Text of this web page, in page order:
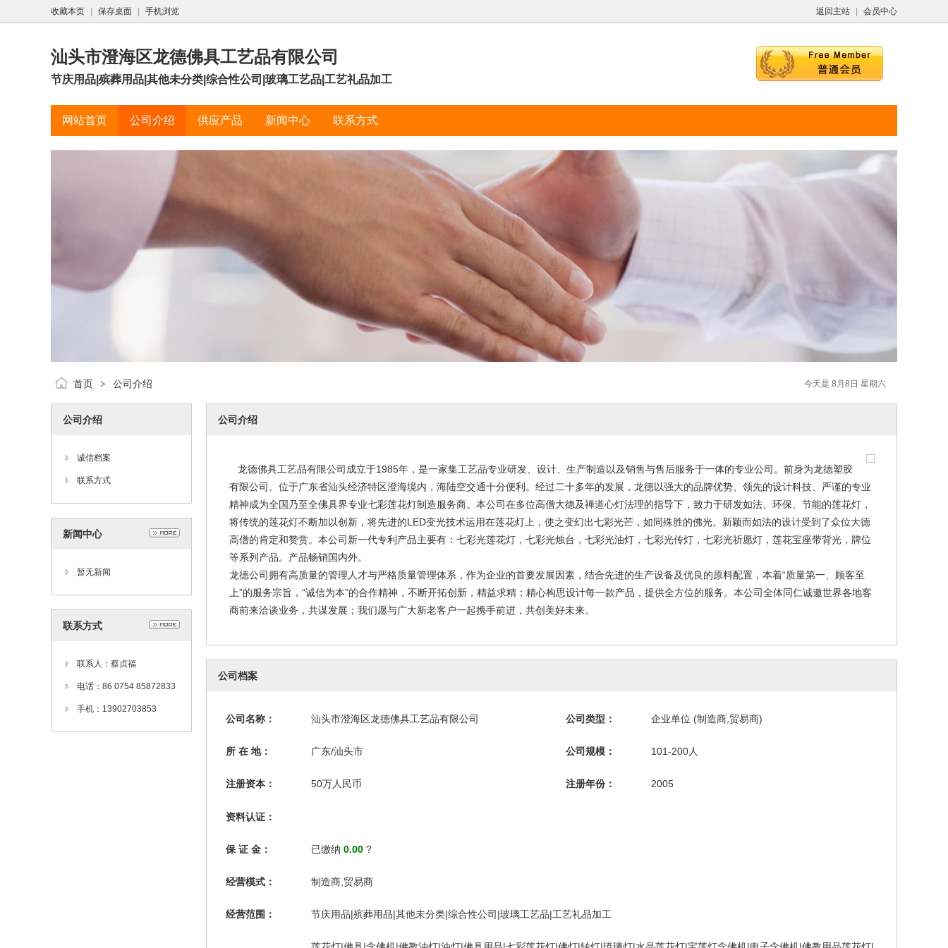
返回主站 会员中心
收藏本页 保存桌面 手机浏览
汕头市澄海区龙德佛具工艺品有限公司
节庆用品|殡葬用品|其他未分类|综合性公司|玻璃工艺品|工艺礼品加工
网站首页 公司介绍 供应产品 新闻中心 联系方式
今天是 8月8日 星期六
首页 > 公司介绍
公司介绍
诚信档案
联系方式
新闻中心
暂无新闻
联系方式
联系人：蔡贞福
电话：86 0754 85872833
手机：13902703853
公司介绍
龙德佛具工艺品有限公司成立于1985年，是一家集工艺品专业研发、设计、生产制造以及销售与售后服务于一体的专业公司。前身为龙德塑胶
有限公司。位于广东省汕头经济特区澄海境内，海陆空交通十分便利。经过二十多年的发展，龙德以强大的品牌优势、领先的设计科技、严谨的专业
精神成为全国乃至全佛具界专业七彩莲花灯制造服务商。本公司在多位高僧大德及禅道心灯法理的指导下，致力于研发如法、环保、节能的莲花灯，
将传统的莲花灯不断加以创新，将先进的LED变光技术运用在莲花灯上，使之变幻出七彩光芒，如同殊胜的佛光。新颖而如法的设计受到了众位大德
高僧的肯定和赞赏。本公司新一代专利产品主要有：七彩光莲花灯，七彩光烛台，七彩光油灯，七彩光传灯，七彩光祈愿灯，莲花宝座带背光，牌位
等系列产品。产品畅销国内外。
龙德公司拥有高质量的管理人才与严格质量管理体系，作为企业的首要发展因素，结合先进的生产设备及优良的原料配置，本着“质量第一、顾客至
上”的服务宗旨，“诚信为本”的合作精神，不断开拓创新，精益求精；精心构思设计每一款产品，提供全方位的服务。本公司全体同仁诚邀世界各地客
商前来洽谈业务，共谋发展；我们愿与广大新老客户一起携手前进，共创美好未来。
公司档案
公司名称： 汕头市澄海区龙德佛具工艺品有限公司 公司类型： 企业单位 (制造商,贸易商)
所 在 地： 广东/汕头市 公司规模： 101-200人
注册资本： 50万人民币 注册年份： 2005
资料认证：
保 证 金： 已缴纳 0.00 ?
经营模式： 制造商,贸易商
经营范围： 节庆用品|殡葬用品|其他未分类|综合性公司|玻璃工艺品|工艺礼品加工